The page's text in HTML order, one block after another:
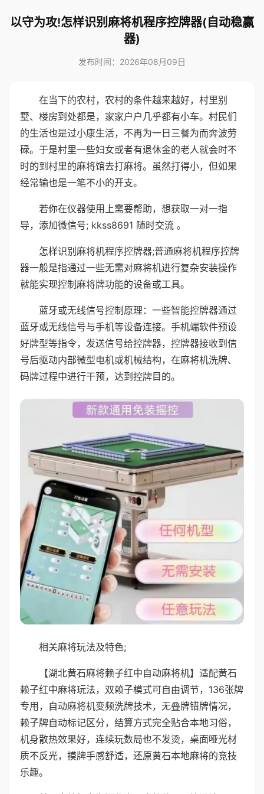
以守为攻!怎样识别麻将机程序控牌器(自动稳赢
器)
发布时间：2026年08月09日
在当下的农村，农村的条件越来越好，村里别
墅、楼房到处都是，家家户户几乎都有小车。村民们
的生活也是过小康生活，不再为一日三餐为而奔波劳
碌。于是村里一些妇女或者有退休金的老人就会时不
时的到村里的麻将馆去打麻将。虽然打得小，但如果
经常输也是一笔不小的开支。
若你在仪器使用上需要帮助，想获取一对一指
导，添加微信号; kkss8691 随时交流 。
怎样识别麻将机程序控牌器;普通麻将机程序控牌
器一般是指通过一些无需对麻将机进行复杂安装操作
就能实现控制麻将牌功能的设备或工具。
蓝牙或无线信号控制原理：一些智能控牌器通过
蓝牙或无线信号与手机等设备连接。手机端软件预设
好牌型等指令，发送信号给控牌器，控牌器接收到信
号后驱动内部微型电机或机械结构，在麻将机洗牌、
码牌过程中进行干预，达到控牌目的。
相关麻将玩法及特色;
【湖北黄石麻将赖子红中自动麻将机】适配黄石
赖子红中麻将玩法，双赖子模式可自由调节，136张牌
专用，自动麻将机变频洗牌技术，无叠牌错牌情况，
赖子牌自动标记区分，结算方式完全贴合本地习俗，
机身散热效果好，连续玩数局也不发烫，桌面哑光材
质不反光，摸牌手感舒适，还原黄石本地麻将的竞技
乐趣。